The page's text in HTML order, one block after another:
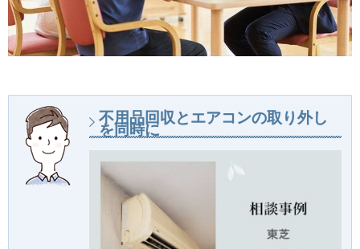
不用品回収とエアコンの取り外し
を同時に